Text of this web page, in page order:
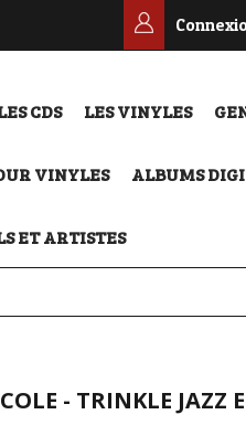
CDS LES VINYLES
VINYLES ALBUMS
ET ARTISTES
- TRINKLE JAZZ